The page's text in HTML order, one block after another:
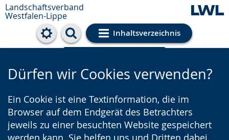
Landschaftsverband
Westfalen-Lippe
Inhaltsverzeichnis
Cookie-Einstellungen
Dürfen wir Cookies verwenden?
Ein Cookie ist eine Textinformation, die im
Browser auf dem Endgerät des Betrachters
jeweils zu einer besuchten Website gespeichert
werden kann. Sie helfen uns und Dritten dabei,